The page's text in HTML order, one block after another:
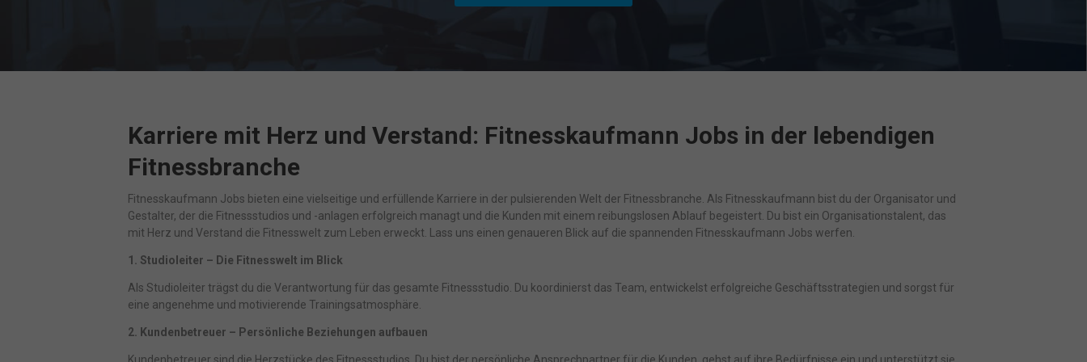
Karriere mit Herz und Verstand: Fitnesskaufmann Jobs in der lebendigen
Fitnessbranche
Fitnesskaufmann Jobs bieten eine vielseitige und erfüllende Karriere in der pulsierenden Welt der Fitnessbranche. Als Fitnesskaufmann bist du der Organisator und
Gestalter, der die Fitnessstudios und -anlagen erfolgreich managt und die Kunden mit einem reibungslosen Ablauf begeistert. Du bist ein Organisationstalent, das
mit Herz und Verstand die Fitnesswelt zum Leben erweckt. Lass uns einen genaueren Blick auf die spannenden Fitnesskaufmann Jobs werfen.
1. Studioleiter – Die Fitnesswelt im Blick
Als Studioleiter trägst du die Verantwortung für das gesamte Fitnessstudio. Du koordinierst das Team, entwickelst erfolgreiche Geschäftsstrategien und sorgst für
eine angenehme und motivierende Trainingsatmosphäre.
2. Kundenbetreuer – Persönliche Beziehungen aufbauen